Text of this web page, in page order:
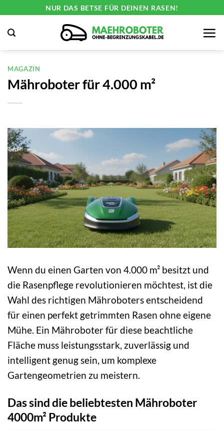
springen
NUR DAS BETSE FÜR DEINEN RASEN!
MAGAZIN
Mähroboter für 4.000 m²
Wenn du einen Garten von 4.000 m² besitzt und
die Rasenpflege revolutionieren möchtest, ist die
Wahl des richtigen Mähroboters entscheidend
für einen perfekt getrimmten Rasen ohne eigene
Mühe. Ein Mähroboter für diese beachtliche
Fläche muss leistungsstark, zuverlässig und
intelligent genug sein, um komplexe
Gartengeometrien zu meistern.
Das sind die beliebtesten Mähroboter
4000m² Produkte